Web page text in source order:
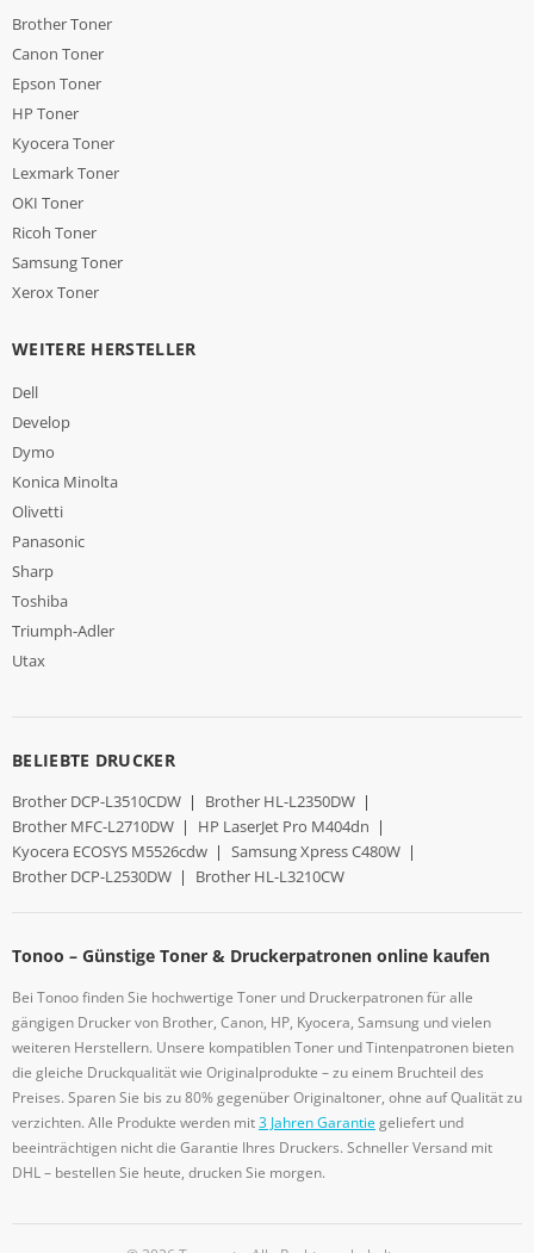
Brother Toner
Canon Toner
Epson Toner
HP Toner
Kyocera Toner
Lexmark Toner
OKI Toner
Ricoh Toner
Samsung Toner
Xerox Toner
WEITERE HERSTELLER
Dell
Develop
Dymo
Konica Minolta
Olivetti
Panasonic
Sharp
Toshiba
Triumph-Adler
Utax
BELIEBTE DRUCKER
Brother DCP-L3510CDW | Brother HL-L2350DW |
Brother MFC-L2710DW | HP LaserJet Pro M404dn |
Kyocera ECOSYS M5526cdw | Samsung Xpress C480W |
Brother DCP-L2530DW | Brother HL-L3210CW
Tonoo – Günstige Toner & Druckerpatronen online kaufen
Bei Tonoo finden Sie hochwertige Toner und Druckerpatronen für alle
gängigen Drucker von Brother, Canon, HP, Kyocera, Samsung und vielen
weiteren Herstellern. Unsere kompatiblen Toner und Tintenpatronen bieten
die gleiche Druckqualität wie Originalprodukte – zu einem Bruchteil des
Preises. Sparen Sie bis zu 80% gegenüber Originaltoner, ohne auf Qualität zu
verzichten. Alle Produkte werden mit3 Jahren Garantiegeliefert und
beeinträchtigen nicht die Garantie Ihres Druckers. Schneller Versand mit
DHL – bestellen Sie heute, drucken Sie morgen.